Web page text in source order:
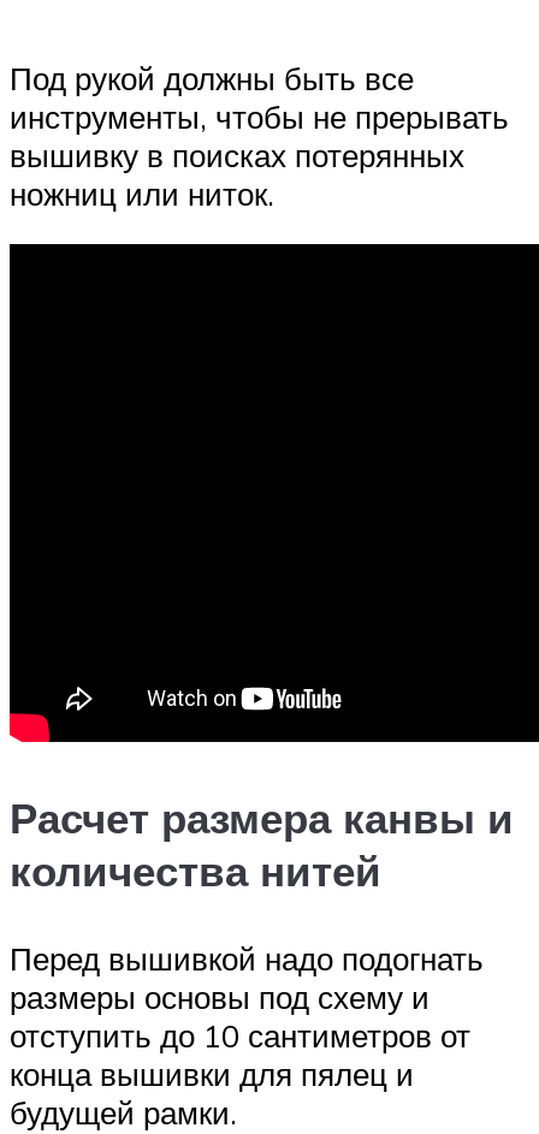
Под рукой должны быть все
инструменты, чтобы не прерывать
вышивку в поисках потерянных
ножниц или ниток.
Расчет размера канвы и
количества нитей
Перед вышивкой надо подогнать
размеры основы под схему и
отступить до 10 сантиметров от
конца вышивки для пялец и
будущей рамки.